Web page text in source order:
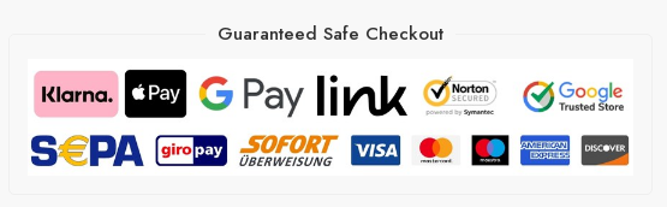
Guaranteed Safe Checkout